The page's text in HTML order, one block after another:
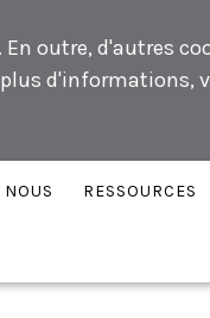
outre, d'autres
d'informations,
NOUS RESSOURCES